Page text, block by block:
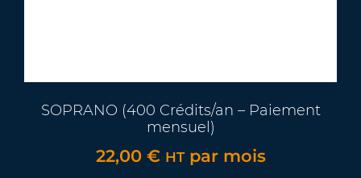
SOPRANO (400 Crédits/an – Paiement
mensuel)
22,00 € HT par mois